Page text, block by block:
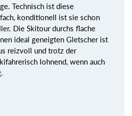
Technisch ist diese
konditionell ist sie schon
Die Skitour durchs flache
ideal geneigten Gletscher ist
reizvoll und trotz der
lohnend, wenn auch